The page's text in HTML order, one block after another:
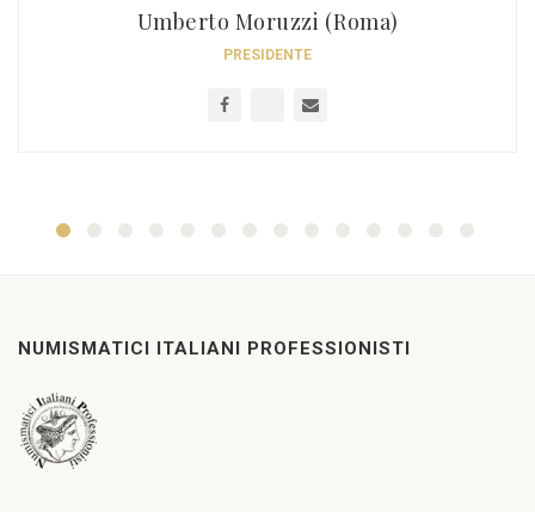
Umberto Moruzzi (Roma)
PRESIDENTE
NUMISMATICI ITALIANI PROFESSIONISTI